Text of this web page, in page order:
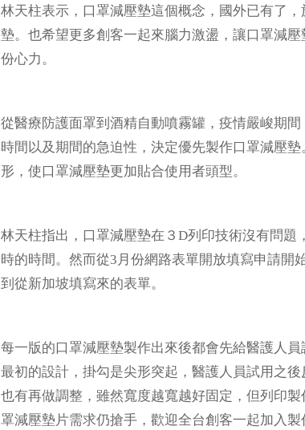
林天柱表示，口罩減壓墊這個概念，國外已有了
墊。也希望更多創客一起來腦力激盪，讓口罩減
份心力。
從醫療防護面罩到酒精自動噴霧罐，疫情嚴峻期
時間以及期間的急迫性，決定優先製作口罩減壓
形，使口罩減壓墊更加貼合使用者頭型。
林天柱指出，口罩減壓墊在３D列印技術沒有問
時的時間。然而從3月份網路表單開放填寫申請開
到從新加坡填寫來的表單。
每一版的口罩減壓墊製作出來後都會先給醫護人
最初的設計，掛勾是尖形突起，醫護人員試用之
也有再做調整，雖然寬度越寬越好固定，但列印
罩減壓墊片需求仍搶手，歡迎全台創客一起加入製